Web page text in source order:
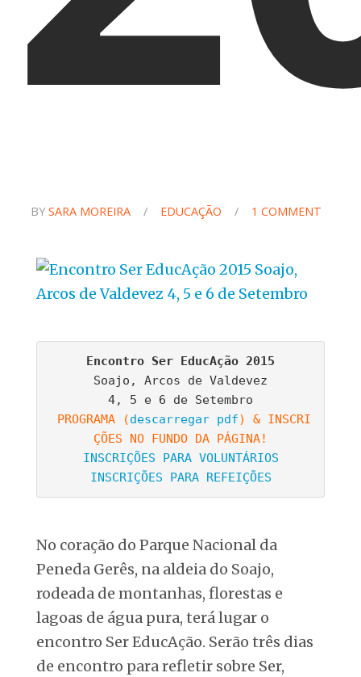
BY SARA MOREIRA / EDUCAÇÃO / 1 COMMENT
Encontro Ser EducAção 2015
Soajo, Arcos de Valdevez
4, 5 e 6 de Setembro
PROGRAMA (descarregar pdf) & INSCRI
INSCRIÇÕES PARA REFEIÇÕES
No coração do Parque Nacional da
Peneda Gerês, na aldeia do Soajo,
rodeada de montanhas, florestas e
lagoas de água pura, terá lugar o
encontro Ser EducAção. Serão três dias
de encontro para refletir sobre Ser,